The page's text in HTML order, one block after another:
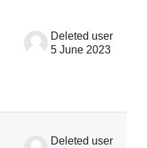
Deleted user
5 June 2023
Deleted user